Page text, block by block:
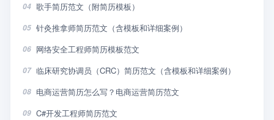
04 歌手简历范文（附简历模板）
05 针灸推拿师简历范文（含模板和详细案例）
06 网络安全工程师简历模板范文
07 临床研究协调员（CRC）简历范文（含模板和详细案例）
08 电商运营简历怎么写？电商运营简历范文
09 C#开发工程师简历范文